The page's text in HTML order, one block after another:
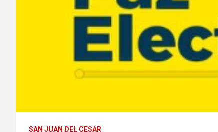
SAN JUAN DEL CESAR